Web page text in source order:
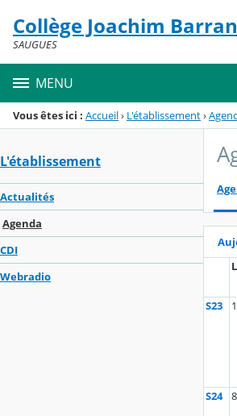
Menu de la rubrique
Contenu
Collège Joachim
SAUGUES
MENU
Vous êtes ici : Accueil› L'établissement›
L'établissement
Actualités
Agenda
CDI
Webradio
S23 1
S24 8